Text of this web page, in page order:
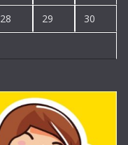
28 29 30